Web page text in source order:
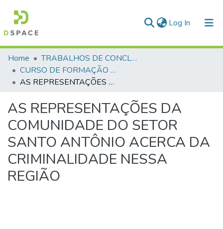
Log In (current)
Communities & Collections
All of DSpace
Home
TRABALHOS DE CONCLUSÃO DE CURSO - CFO (CURSO DE FORMAÇÃO DE OFICIAIS)
CURSO DE FORMAÇÃO DE OFICIAIS - 42ª TURMA CFO – ASPIRANTES - 2015
AS REPRESENTAÇÕES DA COMUNIDADE DO SETOR SANTO ANTÔNIO ACERCA DA CRIMINALIDADE NESSA REGIÃO
AS REPRESENTAÇÕES DA
COMUNIDADE DO SETOR
SANTO ANTÔNIO ACERCA DA
CRIMINALIDADE NESSA
REGIÃO